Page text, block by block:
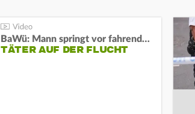
BaWü: Mann springt vor fahrendes Auto und schießt
TÄTER AUF DER FLUCHT